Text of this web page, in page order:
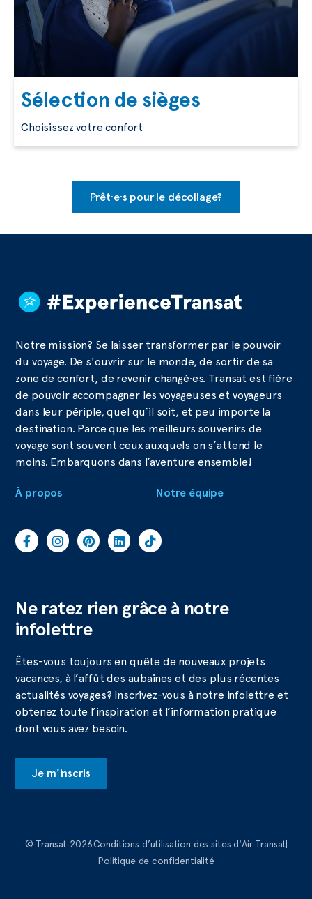
Sélection de sièges
Choisissez votre confort
Prêt·e·s pour le décollage?
Notre mission? Se laisser transformer par le pouvoir
du voyage. De s'ouvrir sur le monde, de sortir de sa
zone de confort, de revenir changé·es. Transat est fière
de pouvoir accompagner les voyageuses et voyageurs
dans leur périple, quel qu’il soit, et peu importe la
destination. Parce que les meilleurs souvenirs de
voyage sont souvent ceux auxquels on s’attend le
moins. Embarquons dans l’aventure ensemble!
À propos Notre équipe
Ne ratez rien grâce à notre
infolettre
Êtes-vous toujours en quête de nouveaux projets
vacances, à l’affût des aubaines et des plus récentes
actualités voyages? Inscrivez-vous à notre infolettre et
obtenez toute l’inspiration et l’information pratique
dont vous avez besoin.
Je m'inscris
© Transat 2026Conditions d’utilisation des sites d'Air Transat
Politique de confidentialité